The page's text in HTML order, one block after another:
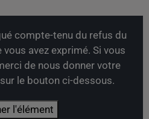
compte-tenu du refus du
avez exprimé. Si vous
de nous donner votre
le bouton ci-dessous.
l'élément